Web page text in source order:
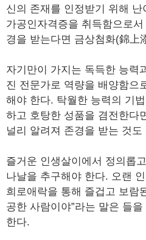
신의 존재를 인정받기 위해
가공인자격증을 취득함으로
경을 받는다면 금상첨화(錦上
자기만이 가지는 독득한 능력
진 전문가로 역량을 배양함으
해야 한다. 탁월한 능력의 기
하고 호탕한 성품을 겸전한다
널리 알려져 존경을 받는 것
즐거운 인생살이에서 정의롭
나날을 추구해야 한다. 오랜
희로애락을 통해 즐겁고 보람
공한 사람이야”라는 말은 들
한다.